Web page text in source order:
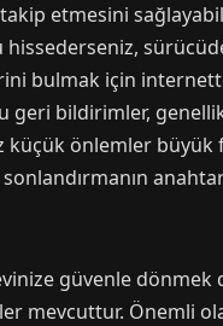
etmesini
bulmak için
geri bildirimler,
küçük önlemler büyük
güvenle dönmek
mevcuttur. Önemli